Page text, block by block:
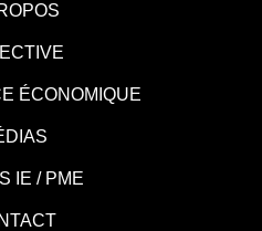
ÉCONOMIQUE
IE / PME